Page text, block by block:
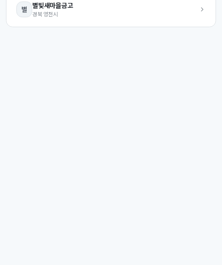
별 별빛새마을금고
경북 영천시